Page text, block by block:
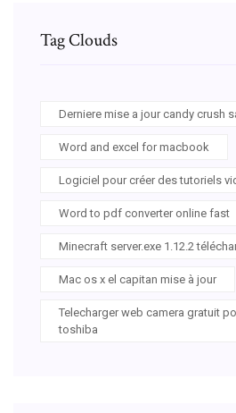
Tag Clouds
Derniere mise a jour candy crush
Word and excel for macbook
Logiciel pour créer des tutoriels
Word to pdf converter online fast
Minecraft server.exe 1.12.2
Mac os x el capitan mise à jour
Telecharger web camera gratuit
toshiba